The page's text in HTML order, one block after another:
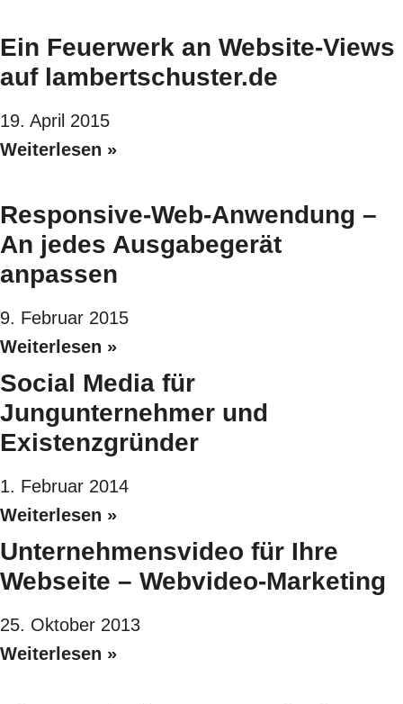
Ein Feuerwerk an Website-Views
auf lambertschuster.de
19. April 2015
Weiterlesen »
Responsive-Web-Anwendung –
An jedes Ausgabegerät
anpassen
9. Februar 2015
Weiterlesen »
Social Media für
Jungunternehmer und
Existenzgründer
1. Februar 2014
Weiterlesen »
Unternehmensvideo für Ihre
Webseite – Webvideo-Marketing
25. Oktober 2013
Weiterlesen »